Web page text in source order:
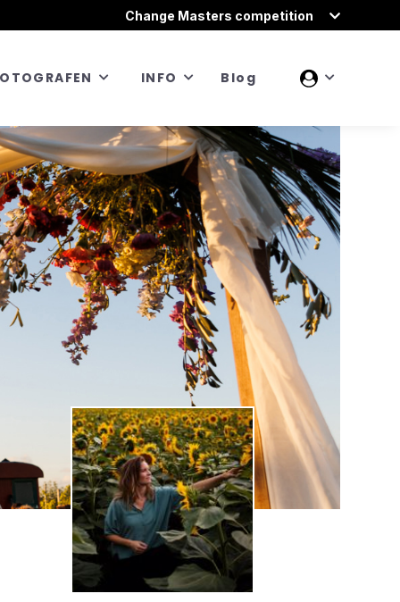
Change Masters competition
INFO Blog